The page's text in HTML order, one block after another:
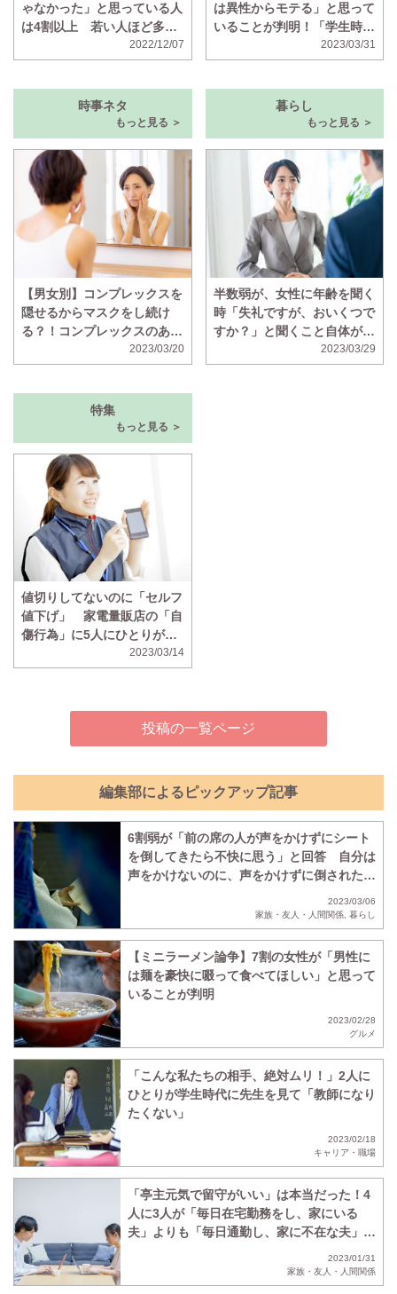
ゃなかった」と思っている人
は4割以上 若い人ほど多い
2022/12/07
は異性からモテる」と思って
いることが判明！「学生時代
はマドンナと呼ばれていた」
2023/03/31
時事ネタ
もっと見る ＞
【男女別】コンプレックスを
隠せるからマスクをし続け
る？！コンプレックスのある
顔の部位ランキング！2023/03/20
暮らし
もっと見る ＞
半数弱が、女性に年齢を聞く
時「失礼ですが、おいくつで
すか？」と聞くこと自体が失
礼だと思っていることが判明
2023/03/29
特集
もっと見る ＞
値切りしてないのに「セルフ
値下げ」 家電量販店の「自
傷行為」に5人にひとりがモ
2023/03/14
投稿の一覧ページ
編集部によるピックアップ記事
6割弱が「前の席の人が声をかけずにシート
を倒してきたら不快に思う」と回答 自分は
声をかけないのに、声をかけずに倒されたら
2023/03/06
家族・友人・人間関係 暮らし
【ミニラーメン論争】7割の女性が「男性に
は麺を豪快に啜って食べてほしい」と思って
いることが判明
2023/02/28
グルメ
「こんな私たちの相手、絶対ムリ！」2人に
ひとりが学生時代に先生を見て「教師になり
たくない」
2023/02/18
キャリア・職場
「亭主元気で留守がいい」は本当だった！4
人に3人が「毎日在宅勤務をし、家にいる
夫」よりも「毎日通勤し、家に不在な夫」の
2023/01/31
家族・友人・人間関係